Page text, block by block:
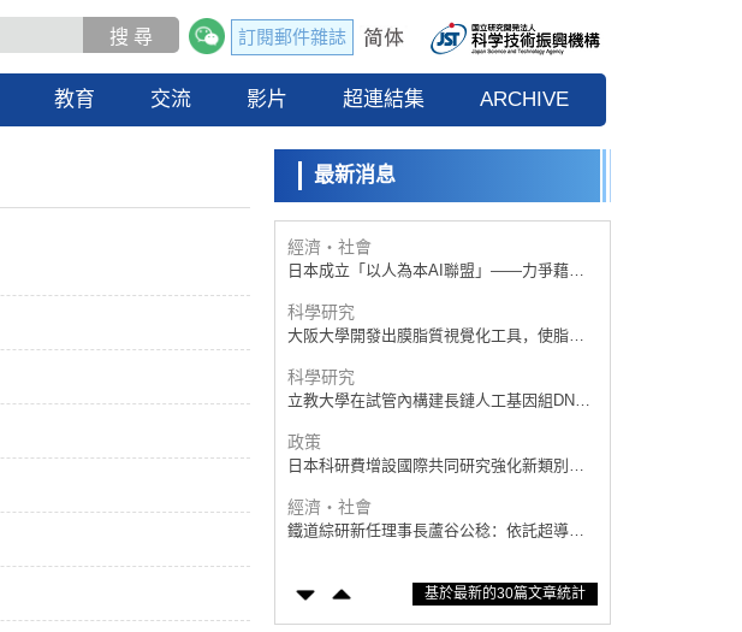
教育 交流 影片 超連結集 ARCHIVE
訂閱郵件雜誌
最新消息
政策
日本科研費增設國際共同研究強化新類別，
促進青年研究人員赴海外開展研究
可應用於量子電腦
科學研究
開發出300億年僅誤差1秒的光晶格鐘，構建
網路將其打造為次世代社會基礎設施
經濟・社會
日本成立「以人為本AI聯盟」——力爭藉助
研發
科學研究
大阪大學開發出膜脂質視覺化工具，使脂質
科學研究
立教大學在試管內構建長鏈人工基因組DNA
工細胞
政策
日本科研費增設國際共同研究強化新類別，
經濟・社會
鐵道綜研新任理事長蘆谷公稔：依託超導和
東京大學通過葉綠體基因組編輯技術強化碳
基於最新的30篇文章統計